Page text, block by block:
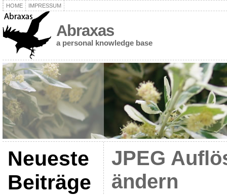
HOME IMPRESSUM
Abraxas
a personal knowledge base
Neueste
Beiträge
JPEG
ändern